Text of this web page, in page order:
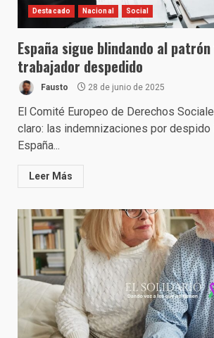
Destacado Nacional Social
España sigue blindando al
trabajador despedido
Fausto 28 de junio de 2025
El Comité Europeo de Derechos
claro: las indemnizaciones por despido
España...
Leer Más